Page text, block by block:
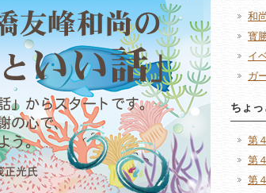
和
寳
イ
ガ
ちょ
第
第
第